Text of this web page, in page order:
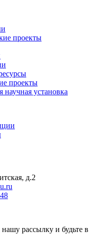
проекты
проекты
научная установка
д.2
рассылку и будьте